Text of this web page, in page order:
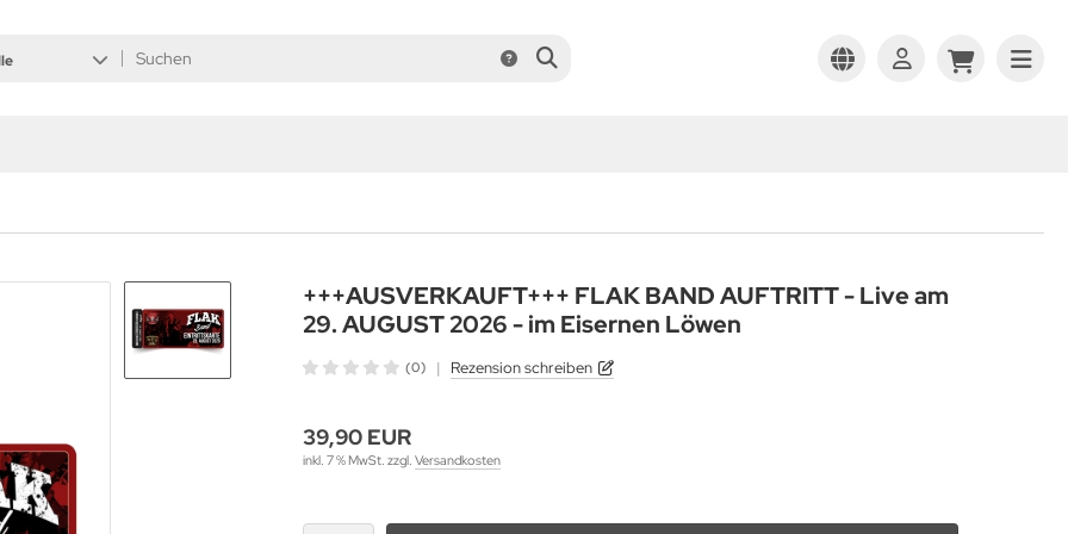
+++AUSVERKAUFT+++ FLAK BAND AUFTRITT - Live am
29. AUGUST 2026 - im Eisernen Löwen
(0) | Rezension schreiben
39,90 EUR
inkl. 7 % MwSt. zzgl. Versandkosten